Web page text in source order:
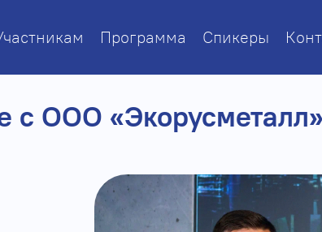
Программа Спикеры
с ООО